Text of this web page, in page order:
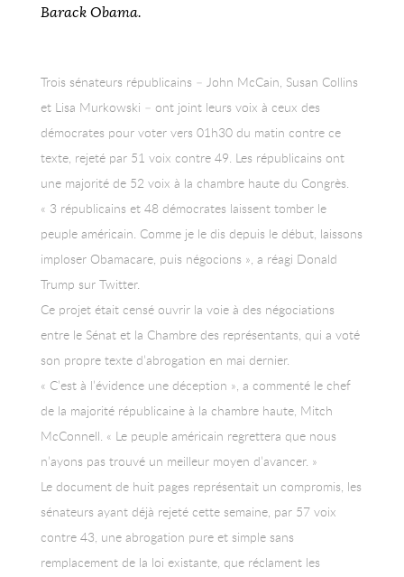
Barack Obama.
Trois sénateurs républicains – John McCain, Susan Collins
et Lisa Murkowski – ont joint leurs voix à ceux des
démocrates pour voter vers 01h30 du matin contre ce
texte, rejeté par 51 voix contre 49. Les républicains ont
une majorité de 52 voix à la chambre haute du Congrès.
« 3 républicains et 48 démocrates laissent tomber le
peuple américain. Comme je le dis depuis le début, laissons
imploser Obamacare, puis négocions », a réagi Donald
Trump sur Twitter.
Ce projet était censé ouvrir la voie à des négociations
entre le Sénat et la Chambre des représentants, qui a voté
son propre texte d’abrogation en mai dernier.
« C’est à l’évidence une déception », a commenté le chef
de la majorité républicaine à la chambre haute, Mitch
McConnell. « Le peuple américain regrettera que nous
n’ayons pas trouvé un meilleur moyen d’avancer. »
Le document de huit pages représentait un compromis, les
sénateurs ayant déjà rejeté cette semaine, par 57 voix
contre 43, une abrogation pure et simple sans
remplacement de la loi existante, que réclament les